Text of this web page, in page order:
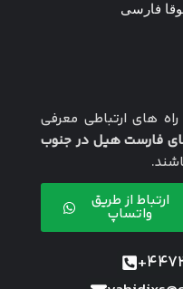
فارسی
راه های ارتباطی معرفی
فارست هیل در جنوب
ارتباط از طریق
واتساپ